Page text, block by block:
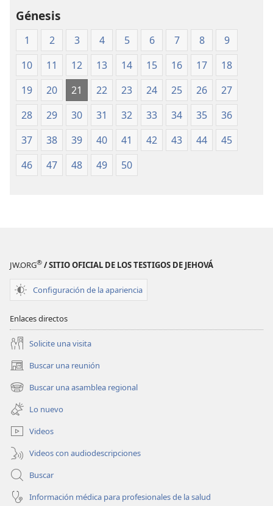
de
Santas
Escrituras
(edición
de 1987)
de
Santas
Escrituras
(edición
de 1987)
Génesis
1 2 3 4 5 6 7 8
9
10
11 12 13 14 15 16 17
18
19
20 21 22 23 24 25 26
27
28
29 30 31 32 33 34 35
36
37
38 39 40 41 42 43 44
45
46
47 48 49 50
JW.ORG® / SITIO OFICIAL DE LOS TESTIGOS DE JEHOVÁ
Configuración de la apariencia
Enlaces directos
Solicite una visita
Buscar una reunión
(abre
una
nueva
ventana)
Buscar una asamblea regional
(abre
una
nueva
ventana)
Lo nuevo
Videos
Videos con audiodescripciones
Buscar
Información médica para profesionales de la salud